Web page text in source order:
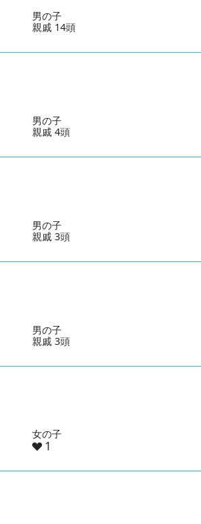
男の子
親戚 14頭
男の子
親戚 4頭
男の子
親戚 3頭
男の子
親戚 3頭
女の子
1